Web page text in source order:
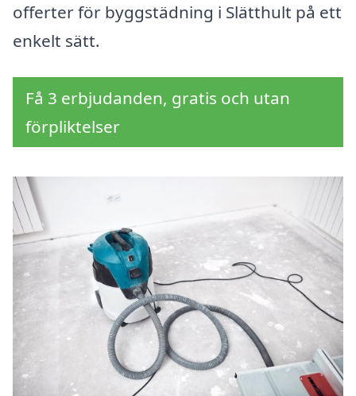
offerter för byggstädning i Slätthult på ett
enkelt sätt.
Få 3 erbjudanden, gratis och utan
förpliktelser